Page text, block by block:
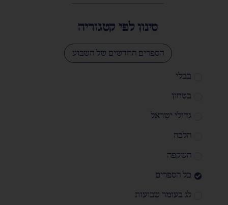
סינון לפי קטגוריה
הספרים החדשים של השבוע
בבלי
בטחון
גדולי ישראל
הלכה
השקפה
כל הספרים
לג בעומר שבועות